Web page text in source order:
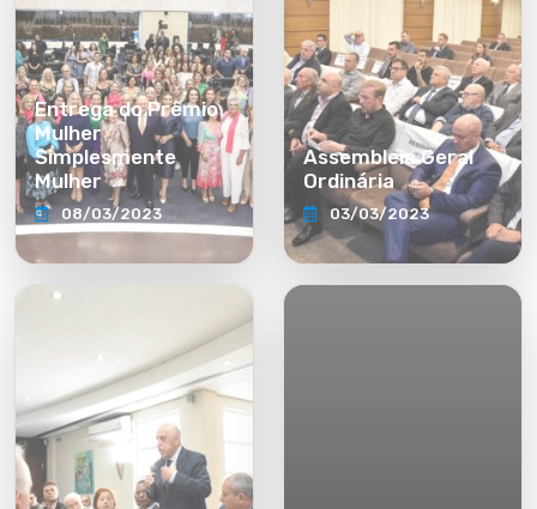
Entrega do Prêmio
Mulher
Simplesmente
Mulher
08/03/2023
Assembleia Geral
Ordinária
03/03/2023